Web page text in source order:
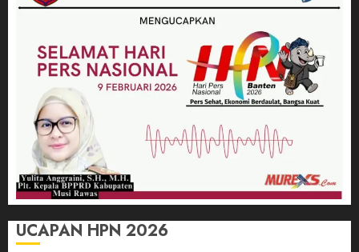
UCAPAN HPN 2026